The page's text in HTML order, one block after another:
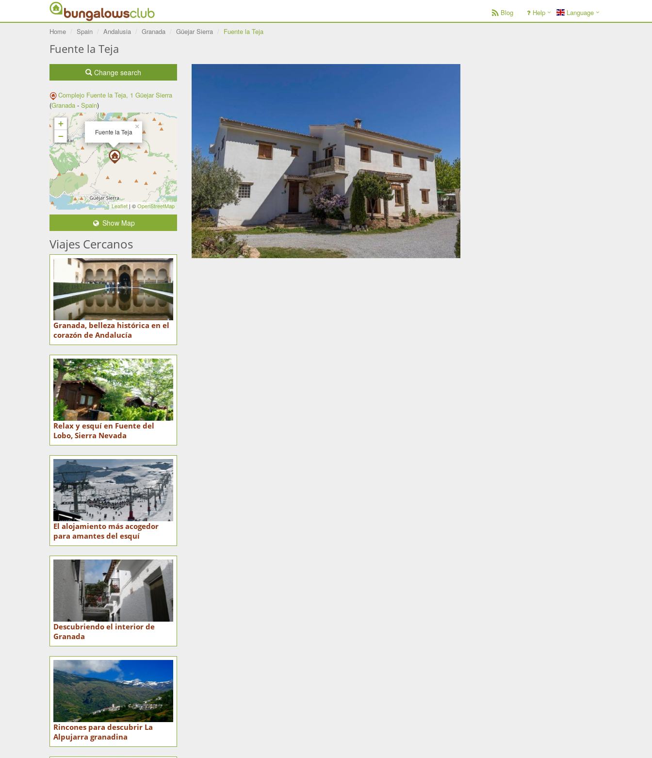
Blog Help Language
Home Spain Andalusia Granada Güejar Sierra Fuente la Teja
Fuente la Teja
Change search
Complejo Fuente la Teja, 1 Güejar Sierra
(Granada - Spain)
Fuente la Teja
×
+
−
Leaflet| ©OpenStreetMap
Show Map
Viajes Cercanos
Granada, belleza histórica en el
corazón de Andalucía
Relax y esquí en Fuente del
Lobo, Sierra Nevada
El alojamiento más acogedor
para amantes del esquí
Descubriendo el interior de
Granada
Rincones para descubrir La
Alpujarra granadina